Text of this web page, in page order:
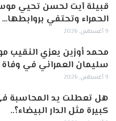
قبيلة آيت لحسن تحيي
الحمراء وتحتفي بروابطها…
9 أغسطس, 2026
محمد أوزين يعزي النقيب
سليمان العمراني في
9 أغسطس, 2026
هل تعطلت يد المحاسبة
كبيرة مثل الدار البيضاء؟..